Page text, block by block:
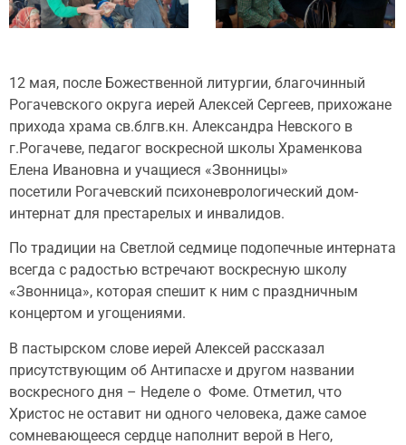
12 мая, после Божественной литургии, благочинный
Рогачевского округа иерей Алексей Сергеев, прихожане
прихода храма св.блгв.кн. Александра Невского в
г.Рогачеве, педагог воскресной школы Храменкова
Елена Ивановна и учащиеся «Звонницы»
посетили Рогачевский психоневрологический дом-
интернат для престарелых и инвалидов.
По традиции на Светлой седмице подопечные интерната
всегда с радостью встречают воскресную школу
«Звонница», которая спешит к ним с праздничным
концертом и угощениями.
В пастырском слове иерей Алексей рассказал
присутствующим об Антипасхе и другом названии
воскресного дня – Неделе о Фоме. Отметил, что
Христос не оставит ни одного человека, даже самое
сомневающееся сердце наполнит верой в Него,